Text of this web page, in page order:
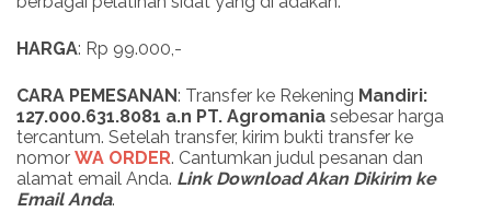
HARGA: Rp 99.000,-
CARA PEMESANAN: Transfer ke Rekening Mandiri:
127.000.631.8081 a.n PT. Agromania sebesar harga
tercantum. Setelah transfer, kirim bukti transfer ke
nomor WA ORDER. Cantumkan judul pesanan dan
alamat email Anda. LinkDownloadAkan Dikirim ke
Email Anda.